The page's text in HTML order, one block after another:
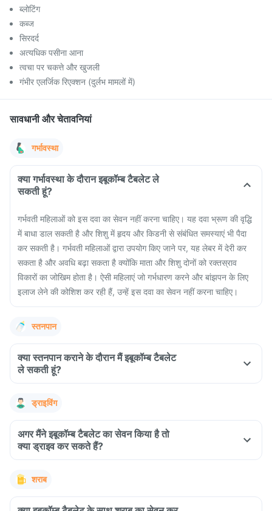
ब्लोटिंग
कब्ज
सिरदर्द
अत्यधिक पसीना आना
त्वचा पर चकत्ते और खुजली
गंभीर एलर्जिक रिएक्शन (दुर्लभ मामलों में)
सावधानी और चेतावनियां
गर्भावस्था
क्या गर्भावस्था के दौरान इबूकॉम्ब टैबलेट ले
सकती हूं?
गर्भवती महिलाओं को इस दवा का सेवन नहीं करना चाहिए। यह दवा भ्रूण की वृद्धि
में बाधा डाल सकती है और शिशु में हृदय और किडनी से संबंधित समस्याएं भी पैदा
कर सकती है। गर्भवती महिलाओं द्वारा उपयोग किए जाने पर, यह लेबर में देरी कर
सकता है और अवधि बढ़ा सकता है क्योंकि माता और शिशु दोनों को रक्तस्राव
विकारों का जोखिम होता है। ऐसी महिलाएं जो गर्भधारण करने और बांझपन के लिए
इलाज लेने की कोशिश कर रही हैं, उन्हें इस दवा का सेवन नहीं करना चाहिए।
स्तनपान
क्या स्तनपान कराने के दौरान मैं इबूकॉम्ब टैबलेट
ले सकती हूं?
ड्राइविंग
अगर मैंने इबूकॉम्ब टैबलेट का सेवन किया है तो
क्या ड्राइव कर सकते हैं?
शराब